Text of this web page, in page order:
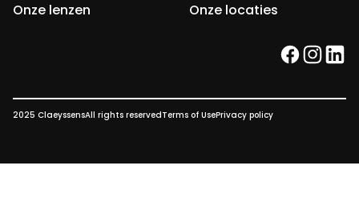
Onze lenzen
Onze locaties
facebook
2025 ClaeyssensAll rights reservedTerms of UsePrivacy policy